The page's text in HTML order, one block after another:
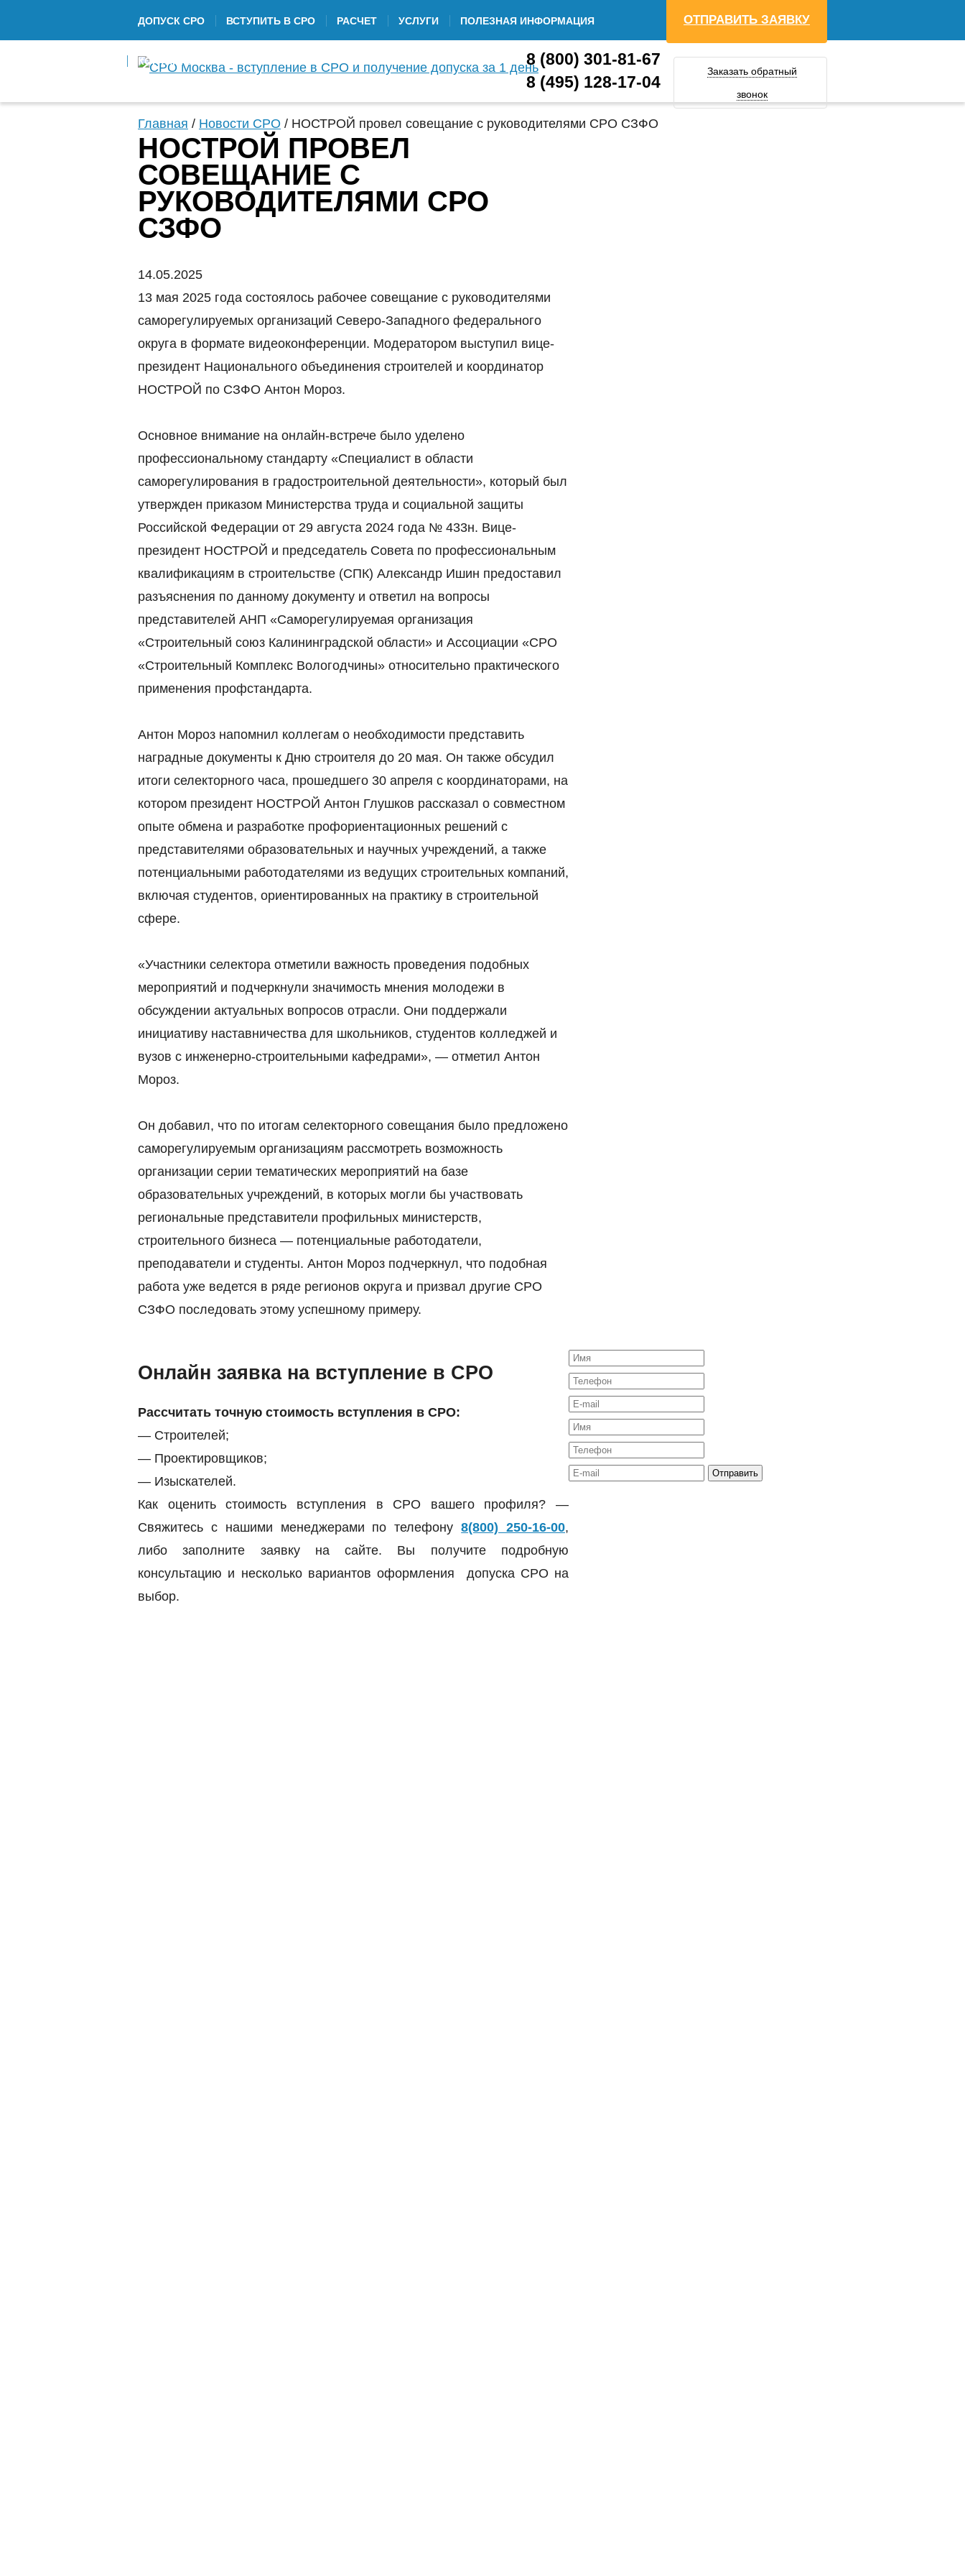
ДОПУСК СРО ВСТУПИТЬ В СРО РАСЧЕТ УСЛУГИ ПОЛЕЗНАЯ ИНФОРМАЦИЯ
КОНТАКТЫ
ОТПРАВИТЬ ЗАЯВКУ
8 (800) 301-81-67
8 (495) 128-17-04
Заказать обратный
звонок
Главная / Новости СРО / НОСТРОЙ провел совещание с руководителями СРО СЗФО
НОСТРОЙ ПРОВЕЛ
СОВЕЩАНИЕ С
РУКОВОДИТЕЛЯМИ СРО
СЗФО
14.05.2025
13 мая 2025 года состоялось рабочее совещание с руководителями
саморегулируемых организаций Северо-Западного федерального
округа в формате видеоконференции. Модератором выступил вице-
президент Национального объединения строителей и координатор
НОСТРОЙ по СЗФО Антон Мороз.
Основное внимание на онлайн-встрече было уделено
профессиональному стандарту «Специалист в области
саморегулирования в градостроительной деятельности», который был
утвержден приказом Министерства труда и социальной защиты
Российской Федерации от 29 августа 2024 года № 433н. Вице-
президент НОСТРОЙ и председатель Совета по профессиональным
квалификациям в строительстве (СПК) Александр Ишин предоставил
разъяснения по данному документу и ответил на вопросы
представителей АНП «Саморегулируемая организация
«Строительный союз Калининградской области» и Ассоциации «СРО
«Строительный Комплекс Вологодчины» относительно практического
применения профстандарта.
Антон Мороз напомнил коллегам о необходимости представить
наградные документы к Дню строителя до 20 мая. Он также обсудил
итоги селекторного часа, прошедшего 30 апреля с координаторами, на
котором президент НОСТРОЙ Антон Глушков рассказал о совместном
опыте обмена и разработке профориентационных решений с
представителями образовательных и научных учреждений, а также
потенциальными работодателями из ведущих строительных компаний,
включая студентов, ориентированных на практику в строительной
сфере.
«Участники селектора отметили важность проведения подобных
мероприятий и подчеркнули значимость мнения молодежи в
обсуждении актуальных вопросов отрасли. Они поддержали
инициативу наставничества для школьников, студентов колледжей и
вузов с инженерно-строительными кафедрами», — отметил Антон
Мороз.
Он добавил, что по итогам селекторного совещания было предложено
саморегулируемым организациям рассмотреть возможность
организации серии тематических мероприятий на базе
образовательных учреждений, в которых могли бы участвовать
региональные представители профильных министерств,
строительного бизнеса — потенциальные работодатели,
преподаватели и студенты. Антон Мороз подчеркнул, что подобная
работа уже ведется в ряде регионов округа и призвал другие СРО
СЗФО последовать этому успешному примеру.
Онлайн заявка на вступление в СРО
Рассчитать точную стоимость вступления в СРО:
— Строителей;
— Проектировщиков;
— Изыскателей.
Как оценить стоимость вступления в СРО вашего профиля? —
Свяжитесь с нашими менеджерами по телефону8(800) 250-16-00,
либо заполните заявку на сайте. Вы получите подробную
консультацию и несколько вариантов оформления допуска СРО на
выбор.